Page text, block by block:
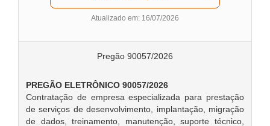
Atualizado em: 16/07/2026
Pregão 90057/2026
PREGÃO ELETRÔNICO 90057/2026
Contratação de empresa especializada para prestação
de serviços de desenvolvimento, implantação, migração
de dados, treinamento, manutenção, suporte técnico,